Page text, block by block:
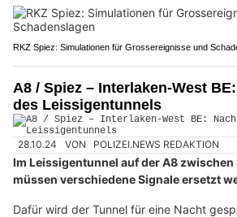
RKZ Spiez: Simulationen für Grossereignisse und
A8 / Spiez – Interlaken-West
des Leissigentunnels
28.10.24 VON POLIZEI.NEWS REDAKTION
Im Leissigentunnel auf der A8
müssen verschiedene Signale ersetzt
Dafür wird der Tunnel für eine Nacht